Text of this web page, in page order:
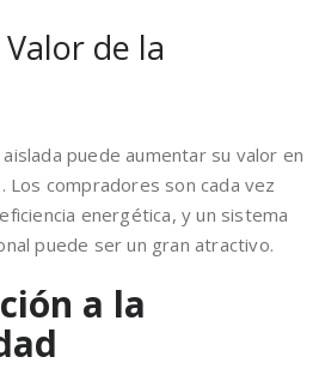
de la
puede aumentar su valor en
Los compradores son cada vez
energética, y un sistema
puede ser un gran atractivo.
a la